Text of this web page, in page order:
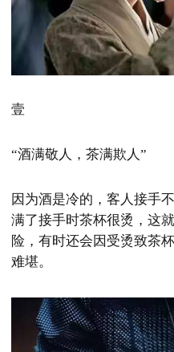
壹
“酒满敬人，茶满欺人”
因为酒是冷的，客人接手
满了接手时茶杯很烫，这
险，有时还会因受烫致茶
难堪。